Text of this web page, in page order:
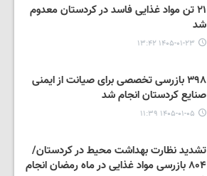
۲۱ تن مواد غذایی فاسد در کردستان معدوم
شد
۱۴۰۵-۰۱-۲۳ ۱۳:۴۲
۳۹۸ بازرسی تخصصی برای صیانت از ایمنی
صنایع کردستان انجام شد
۱۴۰۵-۰۱-۰۵ ۱۱:۳۹
تشدید نظارت بهداشت محیط در کردستان/
۸۰۴ بازرسی مواد غذایی در ماه رمضان انجام